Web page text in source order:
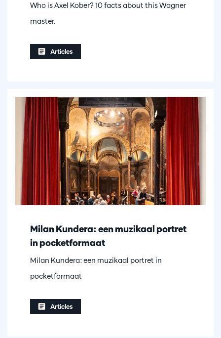
Who is Axel Kober? 10 facts about this Wagner
master.
Articles
Milan Kundera: een muzikaal portret
in pocketformaat
Milan Kundera: een muzikaal portret in
pocketformaat
Articles